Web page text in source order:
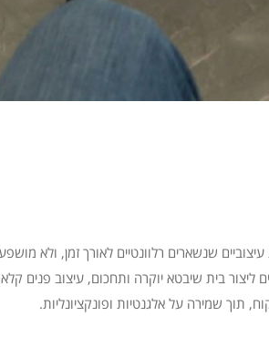
שנשארים רלוונטיים לאורך זמן, ולא
ליצור בית שיבטא יוקרה ותחכום, עיצוב פנים
תוך שמירה על אלגנטיות ופונקציונליות.